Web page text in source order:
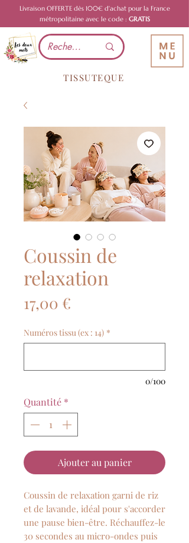
Livraison OFFERTE dès 100€ d'achat pour la France
métropolitaine avec le code : GRATIS
TISSUTEQUE
Coussin de
relaxation
17,00 €
Numéros tissu (ex : 14) *
0/100
Quantité *
Ajouter au panier
Coussin de relaxation garni de riz
et de lavande, idéal pour s'accorder
une pause bien-être. Réchauffez-le
30 secondes au micro-ondes puis